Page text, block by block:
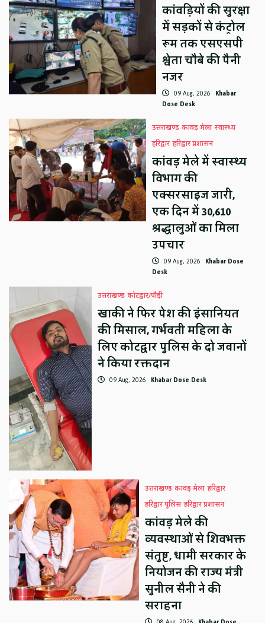
कांवड़ियों की सुरक्षा
में सड़कों से कंट्रोल
रूम तक एसएसपी
श्वेता चौबे की पैनी
नजर
09 Aug, 2026 Khabar
Dose Desk
उत्तराखण्ड कावड़ मेला स्वास्थ्य
हरिद्वार हरिद्वार प्रशासन
कांवड़ मेले में स्वास्थ्य
विभाग की
एक्सरसाइज जारी,
एक दिन में 30,610
श्रद्धालुओं का मिला
उपचार
09 Aug, 2026 Khabar Dose
Desk
उत्तराखण्ड कोटद्वार/पौड़ी
खाकी ने फिर पेश की इंसानियत
की मिसाल, गर्भवती महिला के
लिए कोटद्वार पुलिस के दो जवानों
ने किया रक्तदान
09 Aug, 2026 Khabar Dose Desk
उत्तराखण्ड कावड़ मेला हरिद्वार
हरिद्वार पुलिस हरिद्वार प्रशासन
कांवड़ मेले की
व्यवस्थाओं से शिवभक्त
संतुष्ट, धामी सरकार के
नियोजन की राज्य मंत्री
सुनील सैनी ने की
सराहना